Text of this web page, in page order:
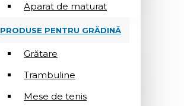
Aparat de maturat
PRODUSE PENTRU GRĂDINĂ
Grătare
Trambuline
Mese de tenis